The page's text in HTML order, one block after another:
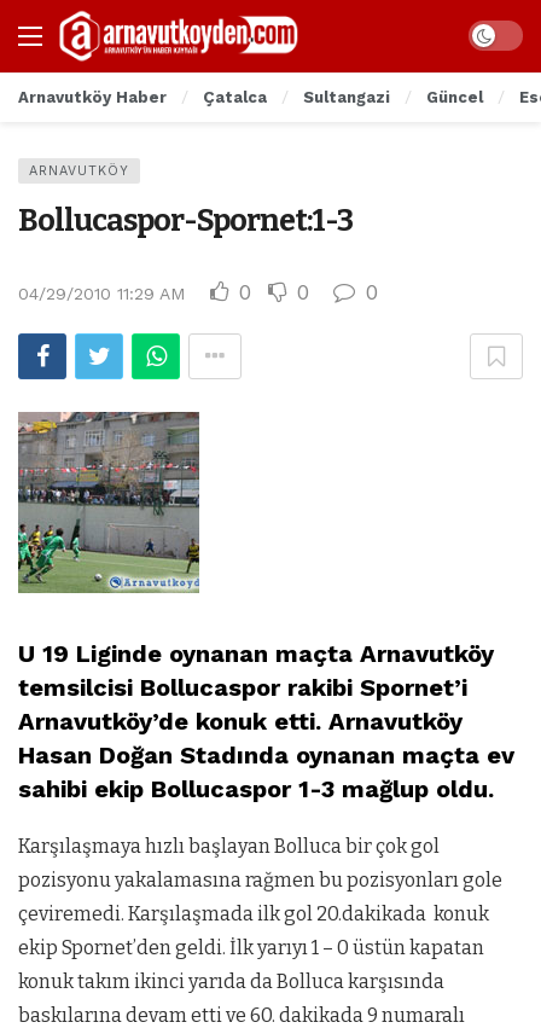
Arnavutköy Haber Çatalca Sultangazi Güncel
ARNAVUTKÖY
Bollucaspor-Spornet:1-3
04/29/2010 11:29 AM 0 0 0
U 19 Liginde oynanan maçta Arnavutköy
temsilcisi Bollucaspor rakibi Spornet’i
Arnavutköy’de konuk etti. Arnavutköy
Hasan Doğan Stadında oynanan maçta ev
sahibi ekip Bollucaspor 1-3 mağlup oldu.
Karşılaşmaya hızlı başlayan Bolluca bir çok gol
pozisyonu yakalamasına rağmen bu pozisyonları gole
çeviremedi. Karşılaşmada ilk gol 20.dakikada konuk
ekip Spornet’den geldi. İlk yarıyı 1 – 0 üstün kapatan
konuk takım ikinci yarıda da Bolluca karşısında
baskılarına devam etti ve 60. dakikada 9 numaralı